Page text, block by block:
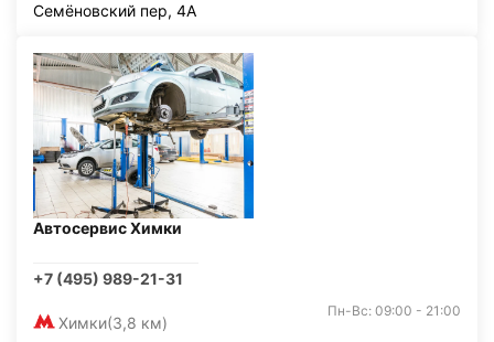
Семёновский пер, 4А
Автосервис Химки
+7 (495) 989-21-31
Химки(3,8 км)
Пн-Вс: 09:00 - 21:00